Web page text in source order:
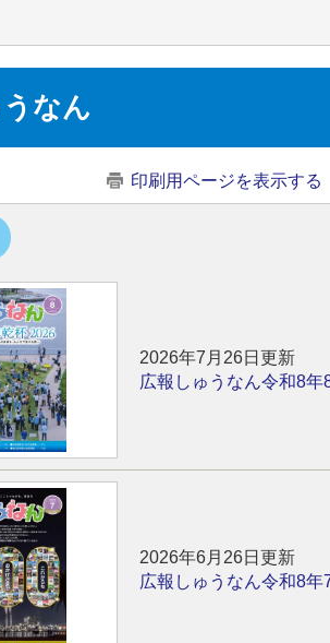
なん
印刷用ページを表示する
2026年7月26日更新
広報しゅうなん令和8年
2026年6月26日更新
広報しゅうなん令和8年